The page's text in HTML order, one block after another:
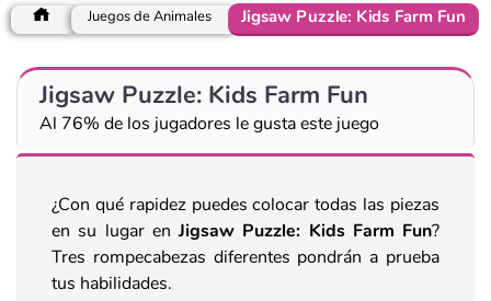
Juegos de Animales Jigsaw Puzzle: Kids Farm Fun
Jigsaw Puzzle: Kids Farm Fun
Al 76% de los jugadores le gusta este juego
¿Con qué rapidez puedes colocar todas las piezas
en su lugar enJigsaw Puzzle: Kids Farm Fun?
Tres rompecabezas diferentes pondrán a prueba
tus habilidades.